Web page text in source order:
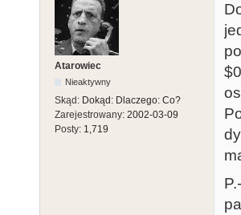
Atarowiec
Nieaktywny
Skąd: Dokąd: Dlaczego: Co?
Zarejestrowany: 2002-03-09
Posty: 1,719